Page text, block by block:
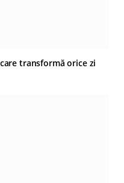
transformă orice zi